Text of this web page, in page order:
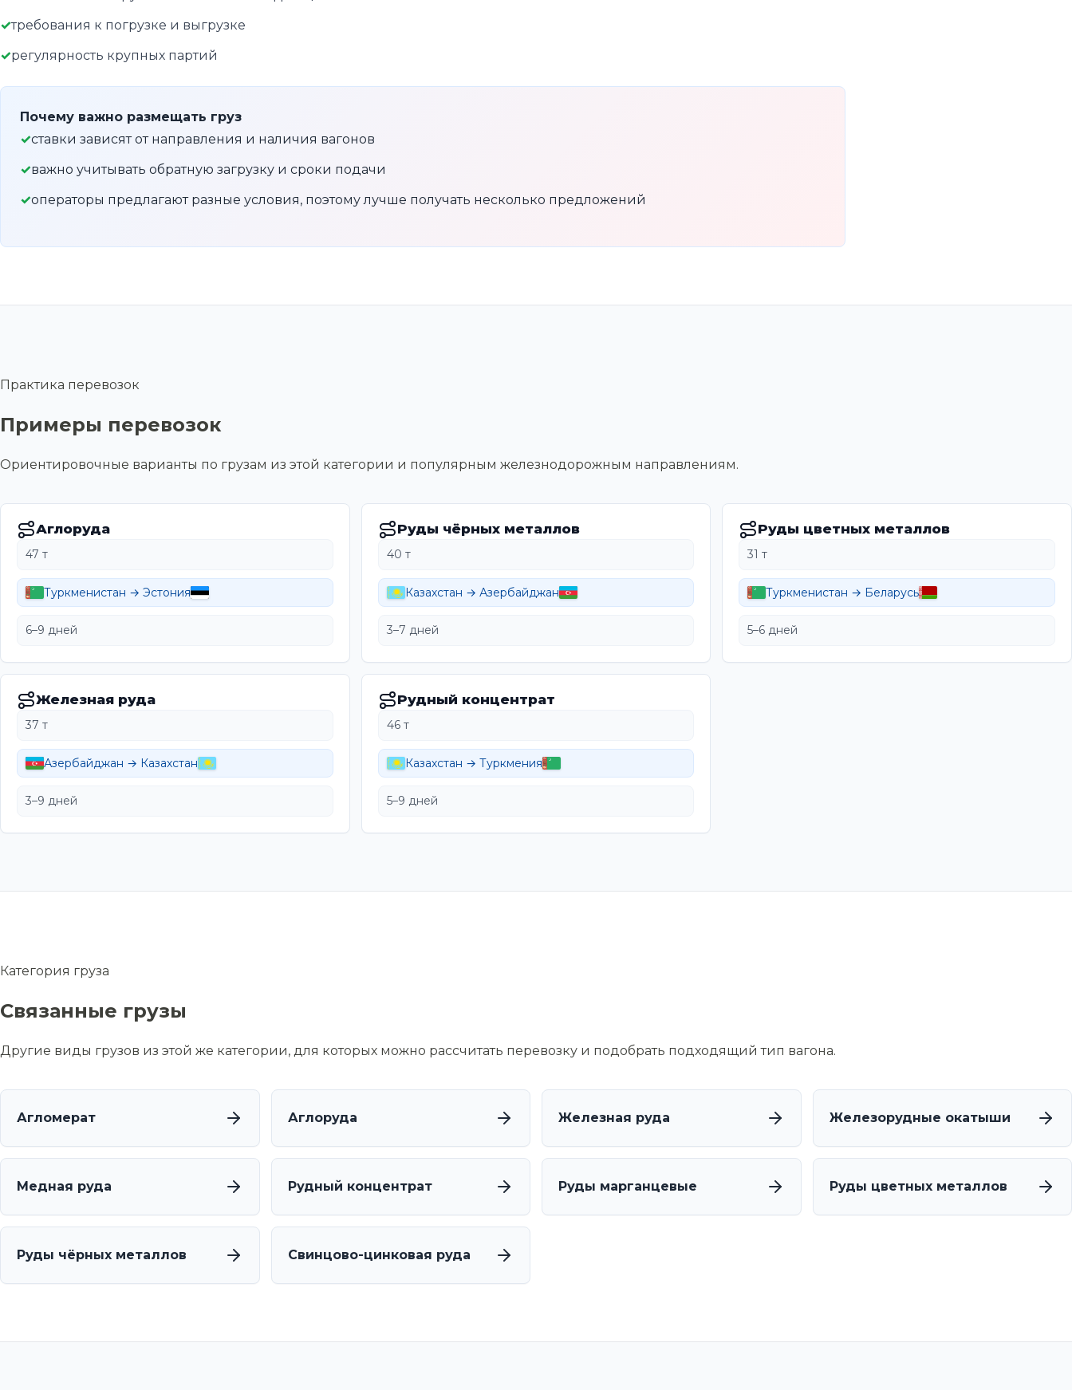
требования к погрузке и выгрузке
регулярность крупных партий
Почему важно размещать груз
ставки зависят от направления и наличия вагонов
важно учитывать обратную загрузку и сроки подачи
операторы предлагают разные условия, поэтому лучше получать несколько предложений
Практика перевозок
Примеры перевозок
Ориентировочные варианты по грузам из этой категории и популярным железнодорожным направлениям.
Аглоруда
47 т
Туркменистан → Эстония
6–9 дней
Руды чёрных металлов
40 т
Казахстан → Азербайджан
3–7 дней
Руды цветных металлов
31 т
Туркменистан → Беларусь
5–6 дней
Железная руда
37 т
Азербайджан → Казахстан
3–9 дней
Рудный концентрат
46 т
Казахстан → Туркмения
5–9 дней
Категория груза
Связанные грузы
Другие виды грузов из этой же категории, для которых можно рассчитать перевозку и подобрать подходящий тип вагона.
Агломерат Аглоруда Железная руда Железорудные окатыши
Медная руда Рудный концентрат Руды марганцевые Руды цветных металлов
Руды чёрных металлов Свинцово-цинковая руда